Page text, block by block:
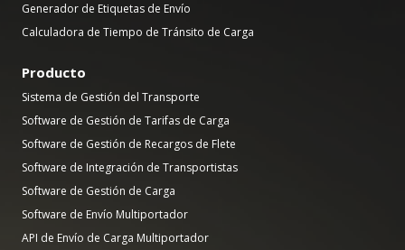
Generador de Etiquetas de Envío
Calculadora de Tiempo de Tránsito de Carga
Producto
Sistema de Gestión del Transporte
Software de Gestión de Tarifas de Carga
Software de Gestión de Recargos de Flete
Software de Integración de Transportistas
Software de Gestión de Carga
Software de Envío Multiportador
API de Envío de Carga Multiportador